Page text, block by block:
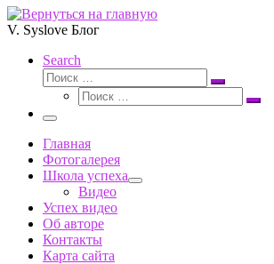
V. Syslove Блог
Search
Поиск
Поиск
Поиск
Меню
Главная
Фотогалерея
Школа успеха
Видео
Успех видео
Об авторе
Контакты
Карта сайта